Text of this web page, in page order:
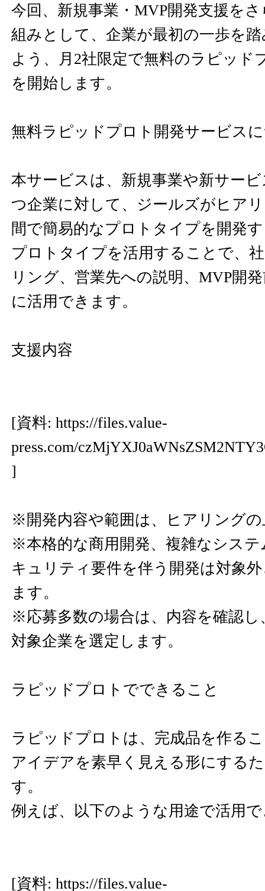
今回、新規事業・MVP開発支援を
組みとして、企業が最初の一歩を
よう、月2社限定で無料のラピッド
を開始します。
無料ラピッドプロト開発サービス
本サービスは、新規事業や新サー
つ企業に対して、ジールズがヒア
間で簡易的なプロトタイプを開発
プロトタイプを活用することで、
リング、営業先への説明、MVP開
に活用できます。
支援内容
[資料: https://files.value-
press.com/
]
※開発内容や範囲は、ヒアリング
※本格的な商用開発、複雑なシステ
キュリティ要件を伴う開発は対象
ます。
※応募多数の場合は、内容を確認し
対象企業を選定します。
ラピッドプロトでできること
ラピッドプロトは、完成品を作る
アイデアを素早く見える形にする
す。
例えば、以下のような用途で活用
[資料: https://files.value-